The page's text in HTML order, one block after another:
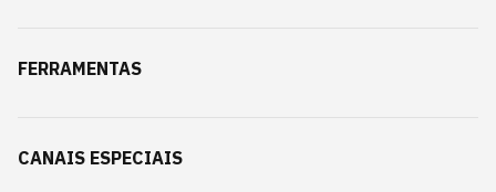
FERRAMENTAS
CANAIS ESPECIAIS